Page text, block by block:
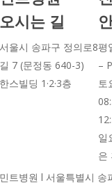
오시는 길
서울시 송파구 정의로8
길 7 (문정동 640-3)
한스빌딩 1·2·3층
평
–
토
일
은
민트병원 l 서울특별시 송